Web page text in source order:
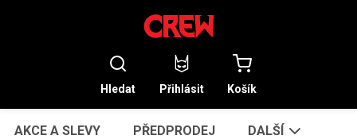
Hledat Přihlásit Košík
AKCE A SLEVY PŘEDPRODEJ DALŠÍ